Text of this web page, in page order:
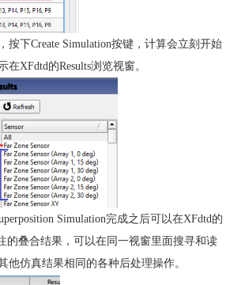
按下Create Simulation按键，计算会立刻开始
在XFdtd 的Results浏览视窗。
Simulation完成之后可以在XFdtd 的
的叠合结果，可以在同一视窗里面搜寻和读
他仿真结果相同的各种后处理操作。